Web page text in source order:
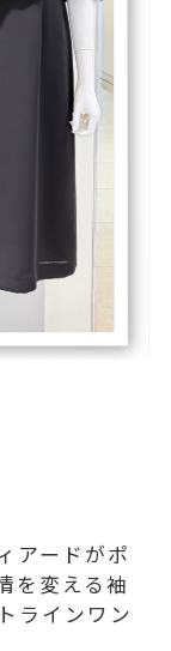
アードがポ
を変える袖
ラインワン